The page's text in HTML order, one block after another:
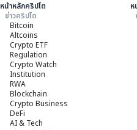
หน้าหลักคริปโต
ข่าวคริปโต
Bitcoin
Altcoins
Crypto ETF
Regulation
Crypto Watch
Institution
RWA
Blockchain
Crypto Business
DeFi
AI & Tech
ห